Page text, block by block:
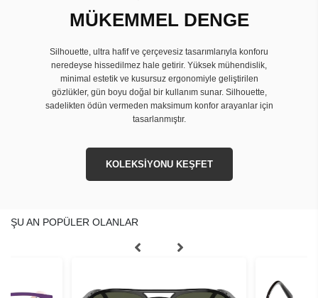
MÜKEMMEL DENGE
Silhouette, ultra hafif ve çerçevesiz tasarımlarıyla konforu
neredeyse hissedilmez hale getirir. Yüksek mühendislik,
minimal estetik ve kusursuz ergonomiyle geliştirilen
gözlükler, gün boyu doğal bir kullanım sunar. Silhouette,
sadelikten ödün vermeden maksimum konfor arayanlar için
tasarlanmıştır.
KOLEKSİYONU KEŞFET
ŞU AN POPÜLER OLANLAR